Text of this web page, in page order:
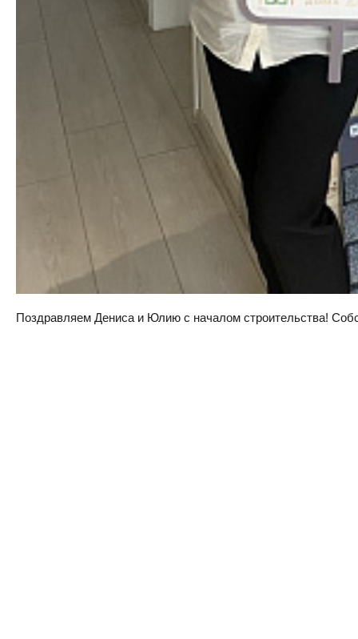
Поздравляем Дениса и Юлию с началом строительства!